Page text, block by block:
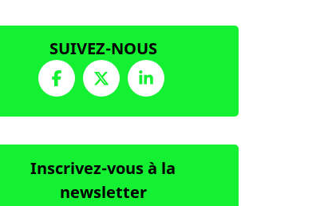
SUIVEZ-NOUS
Inscrivez-vous à la
newsletter